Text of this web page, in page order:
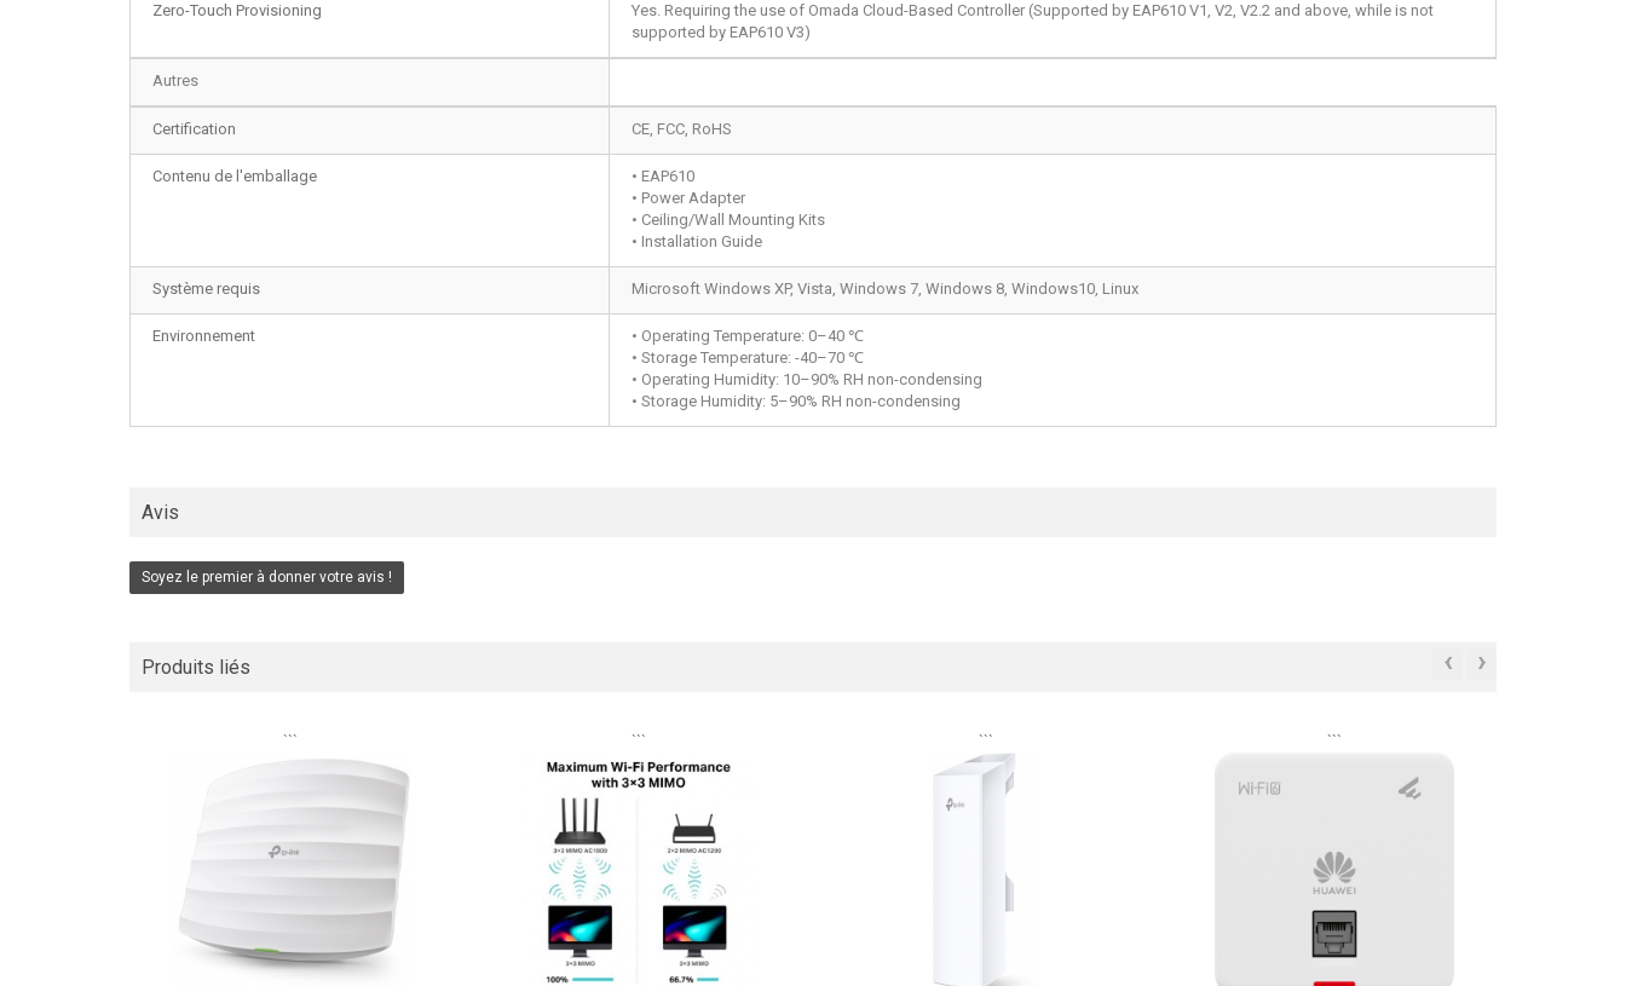
Zero-Touch Provisioning
Yes. Requiring the use of Omada Cloud-Based Controller (Supported by EAP610 V1, V2, V2.2 and above, while is not
supported by EAP610 V3)
Autres
Certification CE, FCC, RoHS
Contenu de l'emballage
• EAP610
• Power Adapter
• Ceiling/Wall Mounting Kits
• Installation Guide
Système requis Microsoft Windows XP, Vista, Windows 7, Windows 8, Windows10, Linux
Environnement
• Operating Temperature: 0–40 ℃
• Storage Temperature: -40–70 ℃
• Operating Humidity: 10–90% RH non-condensing
• Storage Humidity: 5–90% RH non-condensing
Avis
Soyez le premier à donner votre avis !
Produits liés ‹ ›
``` ``` ``` ```